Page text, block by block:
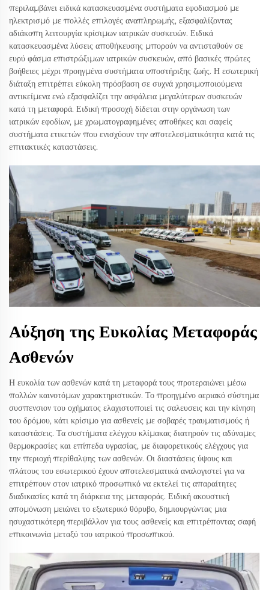
περιλαμβάνει ειδικά κατασκευασμένα συστήματα εφοδιασμού με
ηλεκτρισμό με πολλές επιλογές αναπληρωμής, εξασφαλίζοντας
αδιάκοπη λειτουργία κρίσιμων ιατρικών συσκευών. Ειδικά
κατασκευασμένα λύσεις αποθήκευσης μπορούν να αντισταθούν σε
ευρύ φάσμα επιστρώξιμων ιατρικών συσκευών, από βασικές πρώτες
βοήθειες μέχρι προηγμένα συστήματα υποστήριξης ζωής. Η εσωτερική
διάταξη επιτρέπει εύκολη πρόσβαση σε συχνά χρησιμοποιούμενα
αντικείμενα ενώ εξασφαλίζει την ασφάλεια μεγαλύτερων συσκευών
κατά τη μεταφορά. Ειδική προσοχή δίδεται στην οργάνωση των
ιατρικών εφοδίων, με χρωματογραφημένες αποθήκες και σαφείς
συστήματα ετικετών που ενισχύουν την αποτελεσματικότητα κατά τις
επιτακτικές καταστάσεις.
Αύξηση της Ευκολίας Μεταφοράς
Ασθενών
Η ευκολία των ασθενών κατά τη μεταφορά τους προτεραιώνει μέσω
πολλών καινοτόμων χαρακτηριστικών. Το προηγμένο αεριακό σύστημα
συσπενσιον του οχήματος ελαχιστοποιεί τις σαλευσεις και την κίνηση
του δρόμου, κάτι κρίσιμο για ασθενείς με σοβαρές τραυματισμούς ή
καταστάσεις. Τα συστήματα ελέγχου κλίμακας διατηρούν τις αδύναμες
θερμοκρασίες και επίπεδα υγρασίας, με διαφορετικούς ελέγχους για
την περιοχή περίθαλψης των ασθενών. Οι διαστάσεις ύψους και
πλάτους του εσωτερικού έχουν αποτελεσματικά αναλογιστεί για να
επιτρέπουν στον ιατρικό προσωπικό να εκτελεί τις απαραίτητες
διαδικασίες κατά τη διάρκεια της μεταφοράς. Ειδική ακουστική
απομόνωση μειώνει το εξωτερικό θόρυβο, δημιουργώντας μια
ησυχαστικότερη περιβάλλον για τους ασθενείς και επιτρέποντας σαφή
επικοινωνία μεταξύ του ιατρικού προσωπικού.